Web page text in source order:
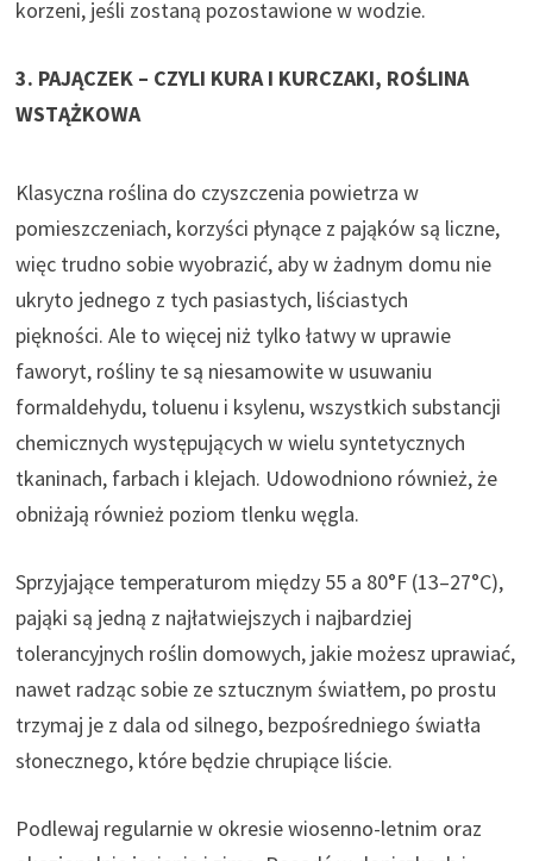
j
a
r
i
e
)
korzeni, jeśli zostaną pozostawione w wodzie.
3. PAJĄCZEK – CZYLI KURA I KURCZAKI, ROŚLINA
WSTĄŻKOWA
Klasyczna roślina do czyszczenia powietrza w
pomieszczeniach, korzyści płynące z pająków są liczne,
więc trudno sobie wyobrazić, aby w żadnym domu nie
ukryto jednego z tych pasiastych, liściastych
piękności. Ale to więcej niż tylko łatwy w uprawie
faworyt, rośliny te są niesamowite w usuwaniu
formaldehydu, toluenu i ksylenu, wszystkich substancji
chemicznych występujących w wielu syntetycznych
tkaninach, farbach i klejach. Udowodniono również, że
obniżają również poziom tlenku węgla.
Sprzyjające temperaturom między 55 a 80°F (13–27°C),
pająki są jedną z najłatwiejszych i najbardziej
tolerancyjnych roślin domowych, jakie możesz uprawiać,
nawet radząc sobie ze sztucznym światłem, po prostu
trzymaj je z dala od silnego, bezpośredniego światła
słonecznego, które będzie chrupiące liście.
Podlewaj regularnie w okresie wiosenno-letnim oraz